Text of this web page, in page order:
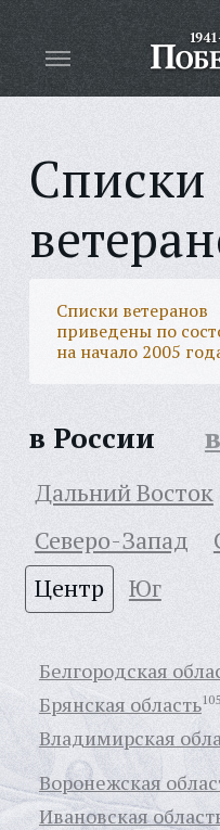
Списки
Списки ветеранов
приведены по
на начало 2005
в России
Дальний Восток
Северо-Запад
Центр
Юг
Белгородская
Брянская область
Владимирская
Воронежская
Ивановская